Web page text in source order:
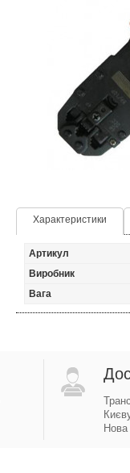
Характеристики
Артикул
Виробник
Вага